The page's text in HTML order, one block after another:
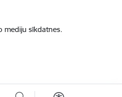
mediju sīkdatnes.